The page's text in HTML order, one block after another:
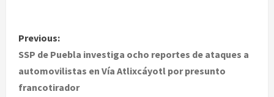
P
o
s
Previous:
SSP de Puebla investiga ocho reportes de ataques a
automovilistas en Vía Atlixcáyotl por presunto
francotirador